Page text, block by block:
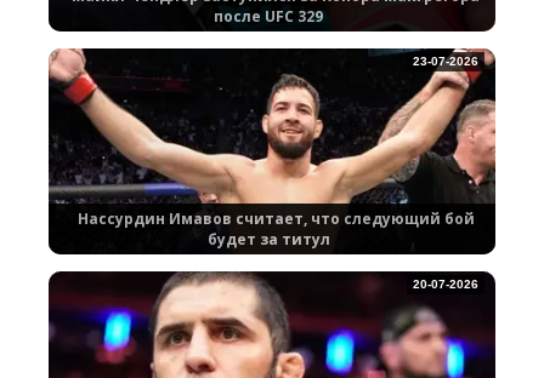
после UFC 329
Нассурдин Имавов считает, что следующий бой
будет за титул
23-07-2026
20-07-2026